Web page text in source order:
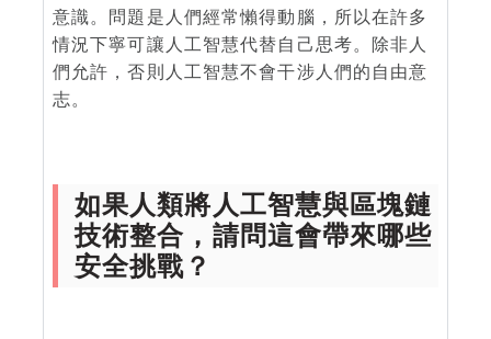
意識。問題是人們經常懶得動腦，所以在許多
情況下寧可讓人工智慧代替自己思考。除非人
們允許，否則人工智慧不會干涉人們的自由意
志。
如果人類將人工智慧與區塊鏈
技術整合，請問這會帶來哪些
安全挑戰？